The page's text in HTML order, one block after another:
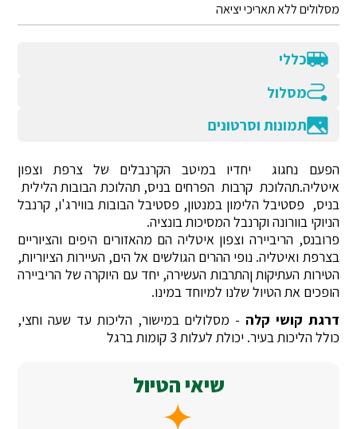
מסלולים ללא תאריכי יציאה
כללי
מסלול
תמונות וסרטונים
הפעם נחגוג יחדיו במיטב הקרנבלים של צרפת וצפון
איטליה.תהלוכת קרבות הפרחים בניס, תהלוכת הבובות הלילית
בניס, פסטיבל הלימון במנטון, פסטיבל הבובות בווירג'ו, קרנבל
הניוקי בוורונה וקרנבל המסיכות בונציה.
פרובנס, הריביירה וצפון איטליה הם מהאזורים היפים והציוריים
בצרפת ואיטליה. נופי ההרים הגולשים אל הים, העיירות הציוריות,
הטירות העתיקות ןהתרבות העשירה, יחד עם היוקרה של הריביירה
הופכים את הטיול שלנו למיוחד במינו.
דרגת קושי קלה - מסלולים במישור, הליכות עד שעה וחצי,
כולל הליכות בעיר. יכולת לעלות 3 קומות ברגל
שיאי הטיול